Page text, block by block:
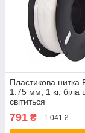
Пластикова нитка
1.75 мм, 1 кг, біла
світиться
791 ₴ 1 041 ₴